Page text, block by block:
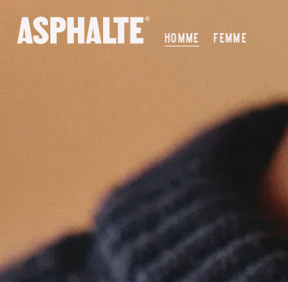
HOMME FEMME
NOTRE MISSION